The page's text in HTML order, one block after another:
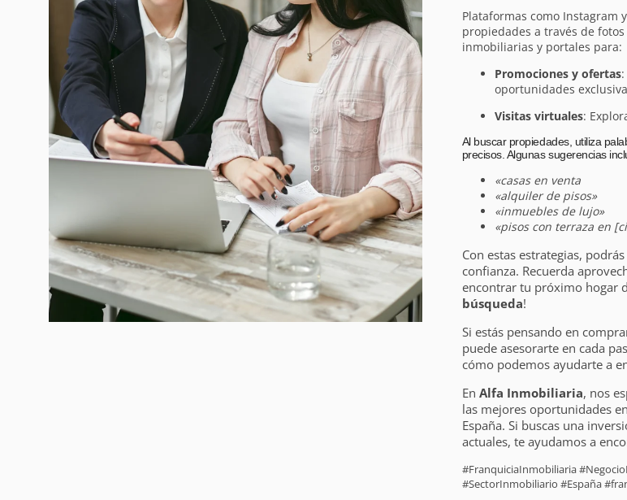
Plataformas como Instagram
propiedades a través de
inmobiliarias y portales para:
Promociones y ofertas:
oportunidades
Visitas virtuales:
Al buscar propiedades, utiliza
precisos. Algunas sugerencias
«casas en venta
«alquiler de pisos»
«inmuebles de lujo»
«pisos con terraza en
Con estas estrategias,
confianza. Recuerda
encontrar tu próximo hogar
búsqueda!
Si estás pensando en
puede asesorarte en cada
cómo podemos ayudarte a
En Alfa Inmobiliaria, nos
las mejores oportunidades
España. Si buscas una
actuales, te ayudamos a
#FranquiciaInmobiliaria
#SectorInmobiliario #España